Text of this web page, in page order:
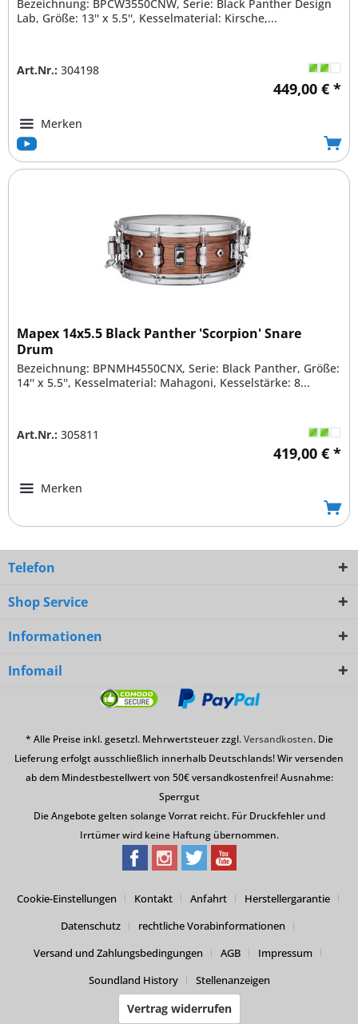
Bezeichnung: BPCW3550CNW, Serie: Black Panther Design
Lab, Größe: 13'' x 5.5'', Kesselmaterial: Kirsche,...
Art.Nr.: 304198
449,00 € *
Merken
Mapex 14x5.5 Black Panther 'Scorpion' Snare
Drum
Bezeichnung: BPNMH4550CNX, Serie: Black Panther, Größe:
14'' x 5.5'', Kesselmaterial: Mahagoni, Kesselstärke: 8...
Art.Nr.: 305811
419,00 € *
Merken
Telefon
Shop Service
Informationen
Infomail
* Alle Preise inkl. gesetzl. Mehrwertsteuer zzgl.Versandkosten. Die
Lieferung erfolgt ausschließlich innerhalb Deutschlands! Wir versenden
ab dem Mindestbestellwert von 50€ versandkostenfrei! Ausnahme:
Sperrgut
Die Angebote gelten solange Vorrat reicht. Für Druckfehler und
Irrtümer wird keine Haftung übernommen.
Cookie-Einstellungen Kontakt Anfahrt
Herstellergarantie
Datenschutz
rechtliche Vorabinformationen
Versand und Zahlungsbedingungen
AGB
Impressum
Soundland History
Stellenanzeigen
Vertrag widerrufen